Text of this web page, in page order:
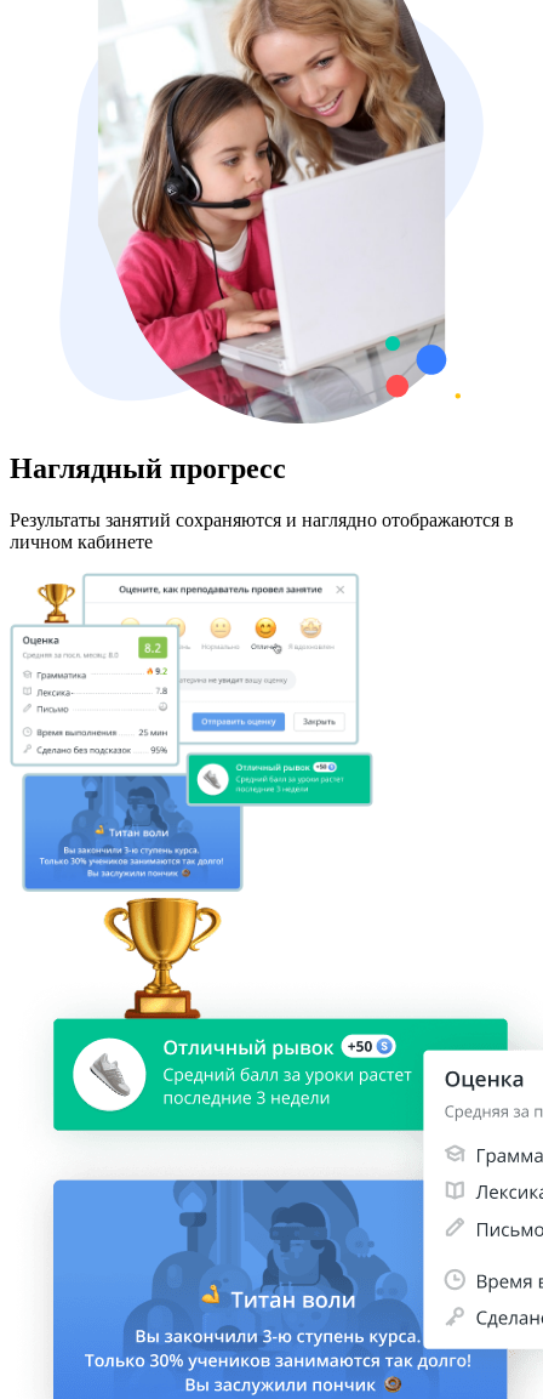
Наглядный прогресс
Результаты занятий сохраняются и наглядно отображаются в
личном кабинете